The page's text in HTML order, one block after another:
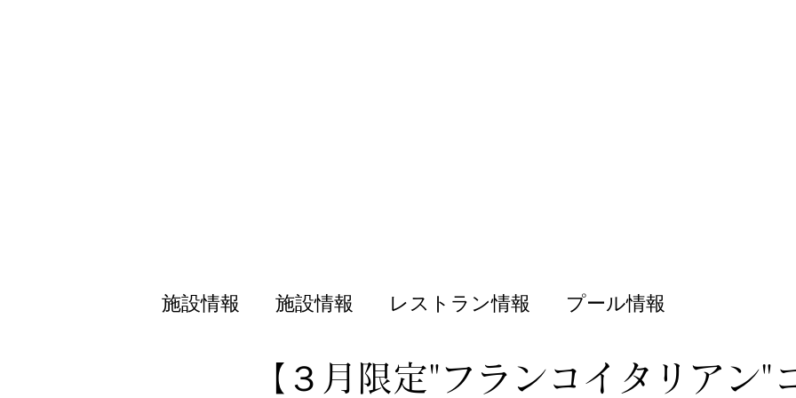
施設情報 施設情報 レストラン情報 プール情報
【３月限定"フランコイタリアン"